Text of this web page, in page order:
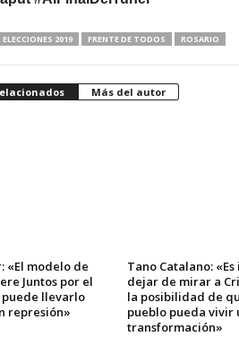
ELECCIONES 2019 FRENTE DE TODOS ROSARIO
Más del autor
«El modelo de
Juntos por el
puede llevarlo
represión»
Tano Catalano:
dejar de mirar a
la posibilidad de
pueblo pueda vivir
transformación»